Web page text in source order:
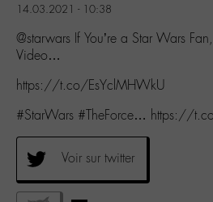
14.03.2021 - 10:38
@starwars If You’re a Star Wars
Video…
https://t.co/EsYclMHWkU
#StarWars #TheForce… https://
Voir sur twitter